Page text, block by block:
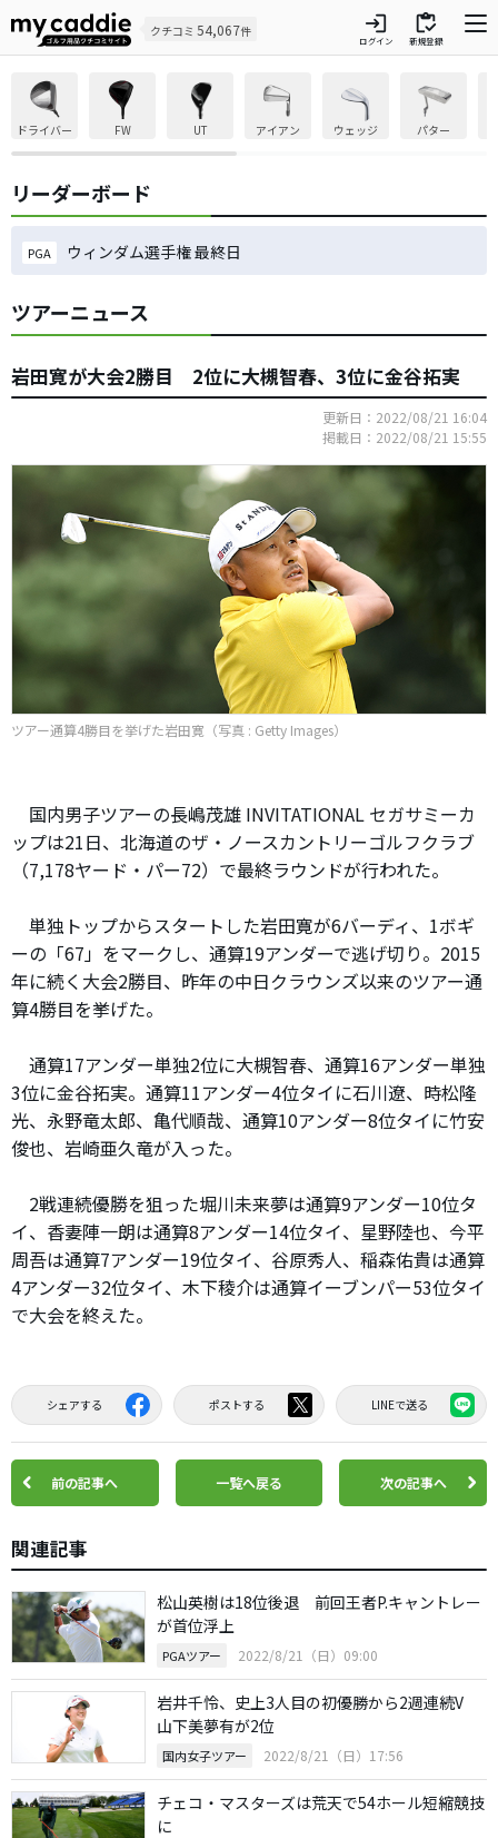
クチコミ 54,067件 login
ログイン
inventory
新規登録
ドライバー FW UT アイアン ウェッジ パター
リーダーボード
PGA ウィンダム選手権 最終日
ツアーニュース
岩田寛が大会2勝目 2位に大槻智春、3位に金谷拓実
更新日：2022/08/21 16:04
掲載日：2022/08/21 15:55
ツアー通算4勝目を挙げた岩田寛（写真 : Getty Images）
国内男子ツアーの長嶋茂雄 INVITATIONAL セガサミーカ
ップは21日、北海道のザ・ノースカントリーゴルフクラブ
（7,178ヤード・パー72）で最終ラウンドが行われた。
単独トップからスタートした岩田寛が6バーディ、1ボギ
ーの「67」をマークし、通算19アンダーで逃げ切り。2015
年に続く大会2勝目、昨年の中日クラウンズ以来のツアー通
算4勝目を挙げた。
通算17アンダー単独2位に大槻智春、通算16アンダー単独
3位に金谷拓実。通算11アンダー4位タイに石川遼、時松隆
光、永野竜太郎、亀代順哉、通算10アンダー8位タイに竹安
俊也、岩崎亜久竜が入った。
2戦連続優勝を狙った堀川未来夢は通算9アンダー10位タ
イ、香妻陣一朗は通算8アンダー14位タイ、星野陸也、今平
周吾は通算7アンダー19位タイ、谷原秀人、稲森佑貴は通算
4アンダー32位タイ、木下稜介は通算イーブンパー53位タイ
で大会を終えた。
シェアする ポストする LINEで送る
前の記事へ 一覧へ戻る 次の記事へ
関連記事
松山英樹は18位後退 前回王者P.キャントレー
が首位浮上
PGAツアー 2022/8/21（日）09:00
岩井千怜、史上3人目の初優勝から2週連続V
山下美夢有が2位
国内女子ツアー 2022/8/21（日）17:56
チェコ・マスターズは荒天で54ホール短縮競技
に